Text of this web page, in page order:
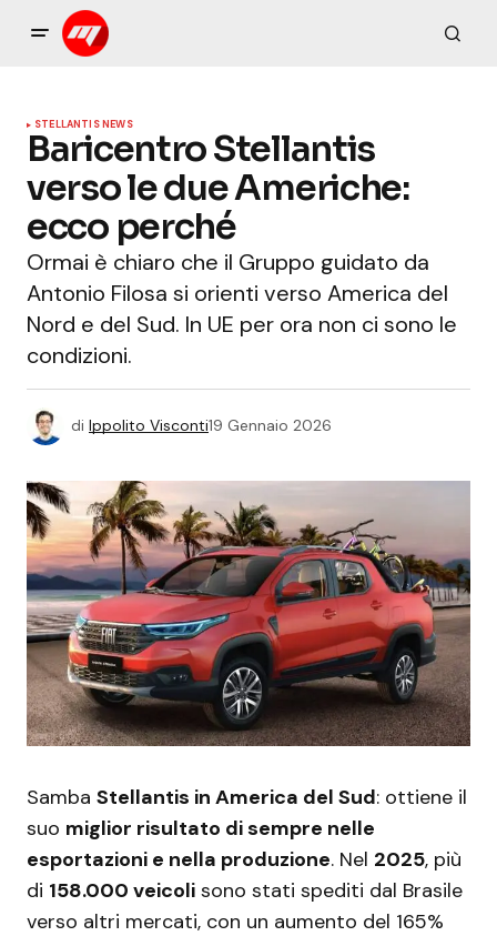
STELLANTIS NEWS
Baricentro Stellantis
verso le due Americhe:
ecco perché
Ormai è chiaro che il Gruppo guidato da
Antonio Filosa si orienti verso America del
Nord e del Sud. In UE per ora non ci sono le
condizioni.
di Ippolito Visconti19 Gennaio 2026
Samba Stellantis in America del Sud: ottiene il
suo miglior risultato di sempre nelle
esportazioni e nella produzione. Nel 2025, più
di 158.000 veicoli sono stati spediti dal Brasile
verso altri mercati, con un aumento del 165%